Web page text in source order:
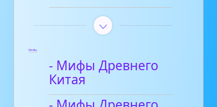
Мифы
- Мифы Древнего
Китая